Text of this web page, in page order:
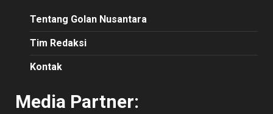
Tentang Golan Nusantara
Tim Redaksi
Kontak
Media Partner: